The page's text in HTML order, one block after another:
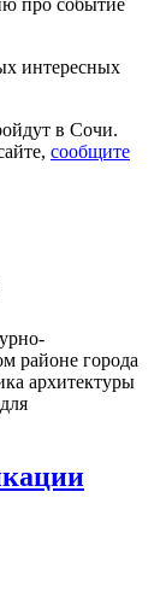
интересных
в Сочи.
сообщите
районе города
архитектуры